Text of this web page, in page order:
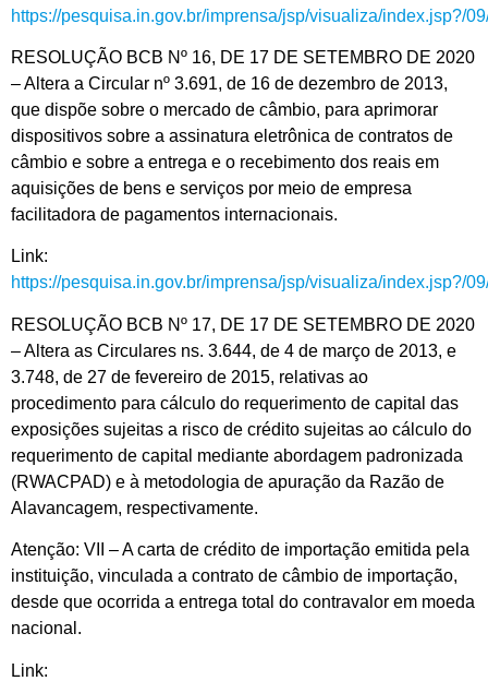
https://pesquisa.in.gov.br/imprensa/jsp/visualiza/index.jsp?/
RESOLUÇÃO BCB Nº 16, DE 17 DE SETEMBRO DE 2020
– Altera a Circular nº 3.691, de 16 de dezembro de 2013,
que dispõe sobre o mercado de câmbio, para aprimorar
dispositivos sobre a assinatura eletrônica de contratos de
câmbio e sobre a entrega e o recebimento dos reais em
aquisições de bens e serviços por meio de empresa
facilitadora de pagamentos internacionais.
Link:
https://pesquisa.in.gov.br/imprensa/jsp/visualiza/index.jsp?/
RESOLUÇÃO BCB Nº 17, DE 17 DE SETEMBRO DE 2020
– Altera as Circulares ns. 3.644, de 4 de março de 2013, e
3.748, de 27 de fevereiro de 2015, relativas ao
procedimento para cálculo do requerimento de capital das
exposições sujeitas a risco de crédito sujeitas ao cálculo do
requerimento de capital mediante abordagem padronizada
(RWACPAD) e à metodologia de apuração da Razão de
Alavancagem, respectivamente.
Atenção: VII – A carta de crédito de importação emitida pela
instituição, vinculada a contrato de câmbio de importação,
desde que ocorrida a entrega total do contravalor em moeda
nacional.
Link: